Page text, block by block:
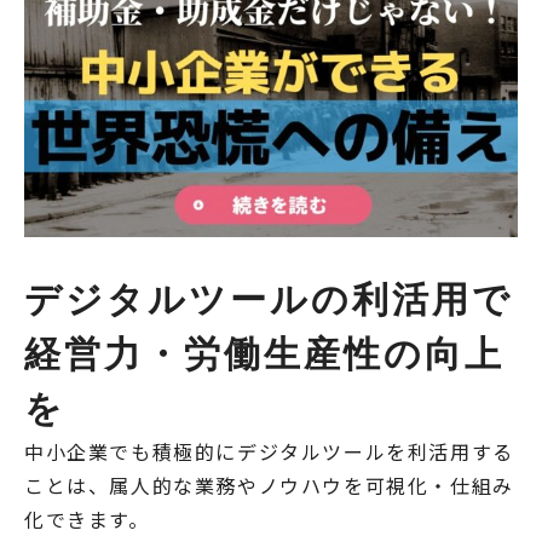
デジタルツールの利活用で
経営力・労働生産性の向上
を
中小企業でも積極的にデジタルツールを利活用する
ことは、属人的な業務やノウハウを可視化・仕組み
化できます。